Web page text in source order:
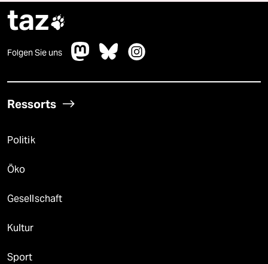
taz
Folgen Sie uns
Ressorts
Politik
Öko
Gesellschaft
Kultur
Sport